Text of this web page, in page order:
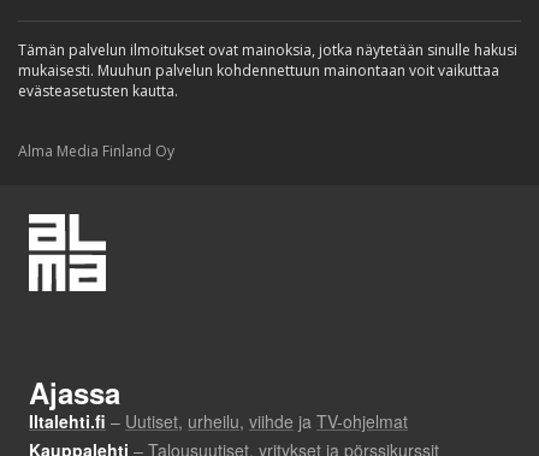
Tämän palvelun ilmoitukset ovat mainoksia, jotka näytetään sinulle hakusi
mukaisesti. Muuhun palvelun kohdennettuun mainontaan voit vaikuttaa
evästeasetusten kautta.
Alma Media Finland Oy